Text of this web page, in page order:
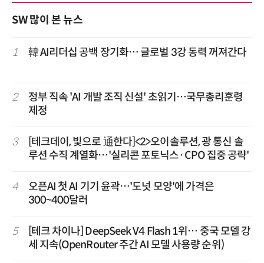
SW 많이 본 뉴스
1 韓 AI리더십 공백 장기화… 글로벌 3강 동력 꺼져간다
2
정부 직속 'AI 개발 조직 신설' 초읽기…국무총리훈령
제정
3
[테크데이, 빛으로 通한다]<2>오이솔루션, 광 통신 솔
루션 수직 계열화…'실리콘 포토닉스·CPO 집중 공략'
4
오픈AI 첫 AI 기기 윤곽…'도넛 모양'에 가격은
300~400달러
5
[테크 차이나] DeepSeek V4 Flash 1위… 중국 모델 강
세 지속(OpenRouter 주간 AI 모델 사용량 순위)